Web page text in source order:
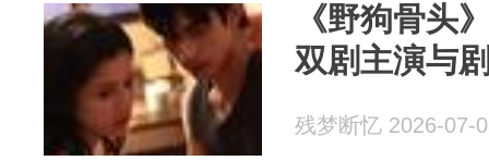
《野狗骨头
双剧主演与
残梦断忆 2026-07-